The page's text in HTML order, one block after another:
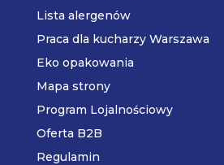
Lista alergenów
Praca dla kucharzy Warszawa
Eko opakowania
Mapa strony
Program Lojalnościowy
Oferta B2B
Regulamin